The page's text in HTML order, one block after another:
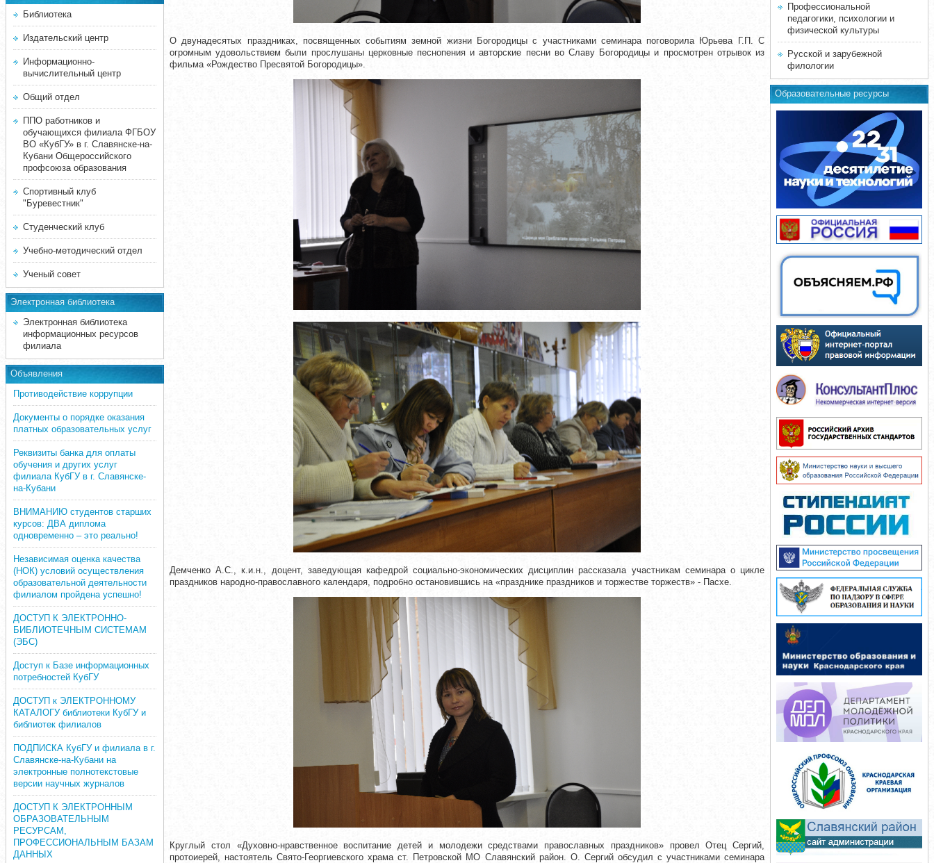
Библиотека
Издательский центр
Информационно-
вычислительный центр
Общий отдел
ППО работников и
обучающихся филиала ФГБОУ
ВО «КубГУ» в г. Славянске-на-
Кубани Общероссийского
профсоюза образования
Спортивный клуб
"Буревестник"
Студенческий клуб
Учебно-методический отдел
Ученый совет
Электронная библиотека
Электронная библиотека
информационных ресурсов
филиала
Объявления
Противодействие коррупции
Документы о порядке оказания
платных образовательных услуг
Реквизиты банка для оплаты
обучения и других услуг
филиала КубГУ в г. Славянске-
на-Кубани
ВНИМАНИЮ студентов старших
курсов: ДВА диплома
одновременно – это реально!
Независимая оценка качества
(НОК) условий осуществления
образовательной деятельности
филиалом пройдена успешно!
ДОСТУП К ЭЛЕКТРОННО-
БИБЛИОТЕЧНЫМ СИСТЕМАМ
(ЭБС)
Доступ к Базе информационных
потребностей КубГУ
ДОСТУП к ЭЛЕКТРОННОМУ
КАТАЛОГУ библиотеки КубГУ и
библиотек филиалов
ПОДПИСКА КубГУ и филиала в г.
Славянске-на-Кубани на
электронные полнотекстовые
версии научных журналов
ДОСТУП К ЭЛЕКТРОННЫМ
ОБРАЗОВАТЕЛЬНЫМ
РЕСУРСАМ,
ПРОФЕССИОНАЛЬНЫМ БАЗАМ
ДАННЫХ
О двунадесятых праздниках, посвященных событиям земной жизни Богородицы с участниками семинара поговорила Юрьева Г.П. С
огромным удовольствием были прослушаны церковные песнопения и авторские песни во Славу Богородицы и просмотрен отрывок из
фильма «Рождество Пресвятой Богородицы».
Демченко А.С., к.и.н., доцент, заведующая кафедрой социально-экономических дисциплин рассказала участникам семинара о цикле
праздников народно-православного календаря, подробно остановившись на «празднике праздников и торжестве торжеств» - Пасхе.
Круглый стол «Духовно-нравственное воспитание детей и молодежи средствами православных праздников» провел Отец Сергий,
протоиерей, настоятель Свято-Георгиевского храма ст. Петровской МО Славянский район. О. Сергий обсудил с участниками семинара
Профессиональной
педагогики, психологии и
физической культуры
Русской и зарубежной
филологии
Образовательные ресурсы